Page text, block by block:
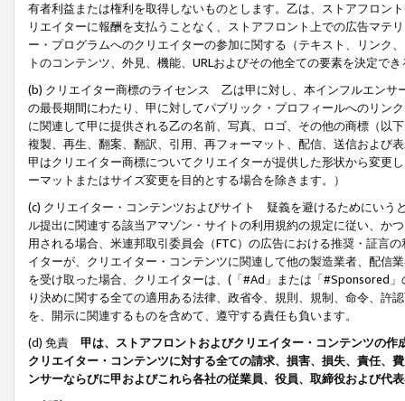
有者利益または権利を取得しないものとします。乙は、ストアフロン
リエイターに報酬を支払うことなく、ストアフロント上での広告マテ
ー・プログラムへのクリエイターの参加に関する（テキスト、リンク
トのコンテンツ、外見、機能、URLおよびその他全ての要素を決定で
(b) クリエイター商標のライセンス 乙は甲に対し、本インフルエンサ
の最長期間にわたり、甲に対してパブリック・プロフィールへのリン
に関連して甲に提供される乙の名前、写真、ロゴ、その他の商標（以
複製、再生、翻案、翻訳、引用、再フォーマット、配信、送信および
甲はクリエイター商標についてクリエイターが提供した形状から変更
ーマットまたはサイズ変更を目的とする場合を除きます。）
(c) クリエイター・コンテンツおよびサイト 疑義を避けるためにいう
ル提出に関連する該当アマゾン・サイトの利用規約の規定に従い、か
用される場合、米連邦取引委員会（FTC）の広告における推奨・証言
イターが、クリエイター・コンテンツに関連して他の製造業者、配信
を受け取った場合、クリエイターは、(「#Ad」または「#Sponsored
り決めに関する全ての適用ある法律、政省令、規則、規制、命令、許
を、開示に関連するものを含めて、遵守する責任も負います。
(d) 免責 甲は、ストアフロントおよびクリエイター・コンテンツの
クリエイター・コンテンツに対する全ての請求、損害、損失、責任、
ンサーならびに甲およびこれら各社の従業員、役員、取締役および代